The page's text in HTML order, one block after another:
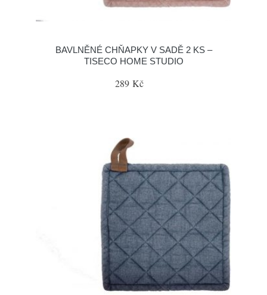
BAVLNĚNÉ CHŇAPKY V SADĚ 2 KS –
TISECO HOME STUDIO
289 Kč